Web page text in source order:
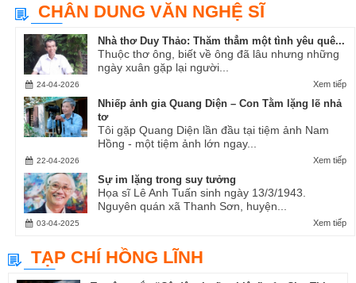
CHÂN DUNG VĂN NGHỆ SĨ
Nhà thơ Duy Thảo: Thăm thẳm một tình yêu quê...
Thuộc thơ ông, biết về ông đã lâu nhưng những
ngày xuân gặp lại người...
Xem tiếp
24-04-2026
Nhiếp ảnh gia Quang Diện – Con Tằm lặng lẽ nhả
tơ
Tôi gặp Quang Diện lần đầu tại tiệm ảnh Nam
Hồng - một tiệm ảnh lớn ngay...
Xem tiếp
22-04-2026
Sự im lặng trong suy tưởng
Họa sĩ Lê Anh Tuấn sinh ngày 13/3/1943.
Nguyên quán xã Thanh Sơn, huyện...
Xem tiếp
03-04-2025
TẠP CHÍ HỒNG LĨNH